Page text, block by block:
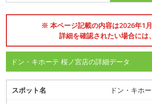
※ 本ページ記載の内容は2026年1
詳細を確認されたい場合には
ドン・キホーテ 桜ノ宮店の詳細データ
スポット名 ドン・キホ